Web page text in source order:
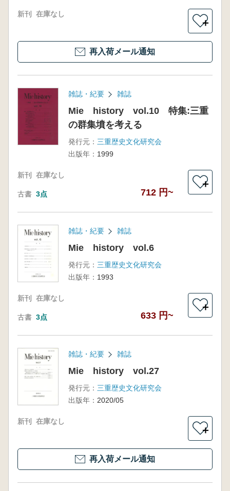
新刊 在庫なし
＋
再入荷メール通知
雑誌・紀要 雑誌
Mie history vol.10 特集:三重
の群集墳を考える
発行元： 三重歴史文化研究会
出版年： 1999
新刊 在庫なし
古書 3点 712 円~
＋
雑誌・紀要 雑誌
Mie history vol.6
発行元： 三重歴史文化研究会
出版年： 1993
新刊 在庫なし
古書 3点 633 円~
＋
雑誌・紀要 雑誌
Mie history vol.27
発行元： 三重歴史文化研究会
出版年： 2020/05
新刊 在庫なし
＋
再入荷メール通知